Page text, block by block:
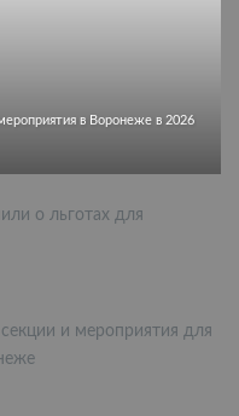
в Воронеже в 2026
о льготах для
и мероприятия для